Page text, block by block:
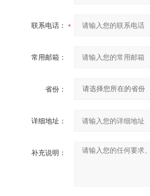
联系电话：
常用邮箱：
省份：
详细地址：
补充说明：